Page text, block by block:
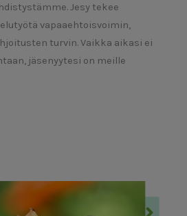
Jesy tekee
vapaaehtoisvoimin,
turvin. Vaikka aikasi ei
jäsenyytesi on meille